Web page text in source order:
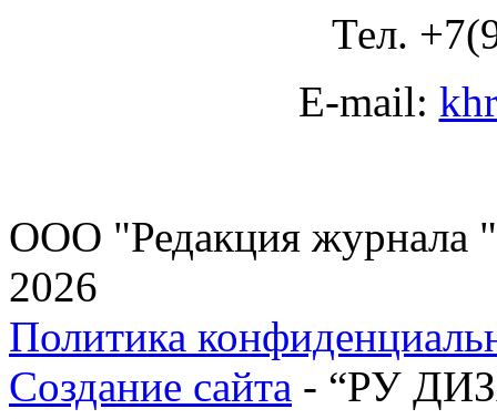
Тел.
E-mail:
ООО "Редакция журнала
2026
Политика
Создание сайта - “РУ